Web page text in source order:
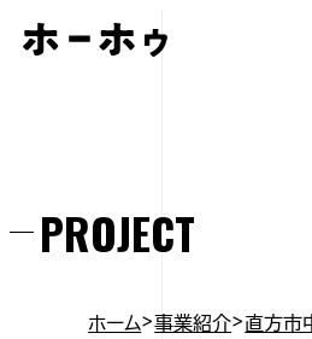
内
容
PROJECT
ホーム 事業紹介 直方市